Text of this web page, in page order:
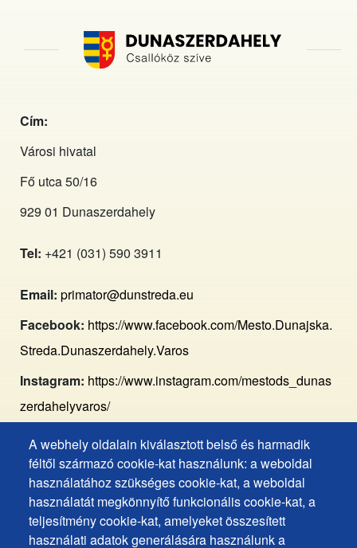
A webhely oldalain kiválasztott belső és harmadik
féltől származó cookie-kat használunk: a weboldal
használatához szükséges cookie-kat, a weboldal
használatát megkönnyítő funkcionális cookie-kat, a
teljesítmény cookie-kat, amelyeket összesített
használati adatok generálására használunk a
Cím:
Városi hivatal
Fő utca 50/16
929 01 Dunaszerdahely
Tel: +421 (031) 590 3911
Email: primator@dunstreda.eu
Facebook: https://www.facebook.com/Mesto.Dunajska.
Streda.Dunaszerdahely.Varos
Instagram: https://www.instagram.com/mestods_dunas
zerdahelyvaros/
Footer
Cookies
+
Hozzáférhetőségi nyilatkozat
Gyakran ismételt kérdések
Személyes adatok védelme
Sütik használata